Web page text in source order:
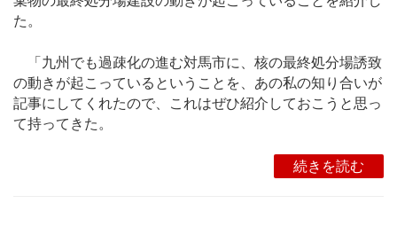
た。
「九州でも過疎化の進む対馬市に、核の最終処分場誘致
の動きが起こっているということを、あの私の知り合いが
記事にしてくれたので、これはぜひ紹介しておこうと思っ
て持ってきた。
続きを読む